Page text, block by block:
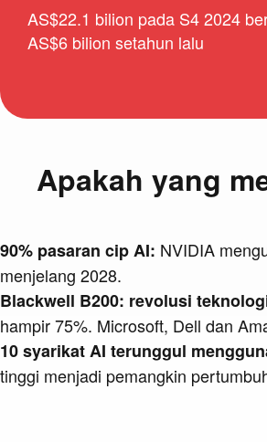
AS$22.1 bilion pada S4 2024
AS$6 bilion setahun lalu
Apakah yang
90% pasaran cip AI: NVIDIA
menjelang 2028.
Blackwell B200: revolusi
hampir 75%. Microsoft, Dell dan
10 syarikat AI terunggul
tinggi menjadi pemangkin